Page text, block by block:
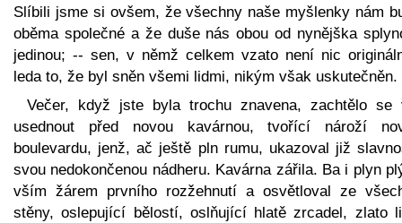
Slíbili jsme si ovšem, že všechny naše myšlenky nám
oběma společné a že duše nás obou od nynějška
jedinou; -- sen, v němž celkem vzato není nic
leda to, že byl sněn všemi lidmi, nikým však uskutečněn.
Večer, když jste byla trochu znavena, zachtělo se
usednout před novou kavárnou, tvořící nároží
boulevardu, jenž, ač ještě pln rumu, ukazoval již
svou nedokončenou nádheru. Kavárna zářila. Ba i plyn
vším žárem prvního rozžehnutí a osvětloval ze
stěny, oslepující bělostí, oslňující hlatě zrcadel, zlato